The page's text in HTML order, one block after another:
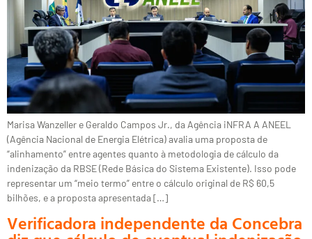
Marisa Wanzeller e Geraldo Campos Jr., da Agência iNFRA A ANEEL
(Agência Nacional de Energia Elétrica) avalia uma proposta de
“alinhamento” entre agentes quanto à metodologia de cálculo da
indenização da RBSE (Rede Básica do Sistema Existente). Isso pode
representar um “meio termo” entre o cálculo original de R$ 60,5
bilhões, e a proposta apresentada […]
Verificadora independente da Concebra